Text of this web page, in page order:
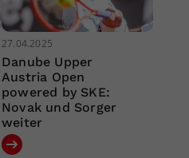
27.04.2025
Danube Upper
Austria Open
powered by SKE:
Novak und Sorger
weiter